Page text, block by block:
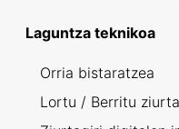
Laguntza teknikoa
Orria bistaratzea
Lortu / Berritu